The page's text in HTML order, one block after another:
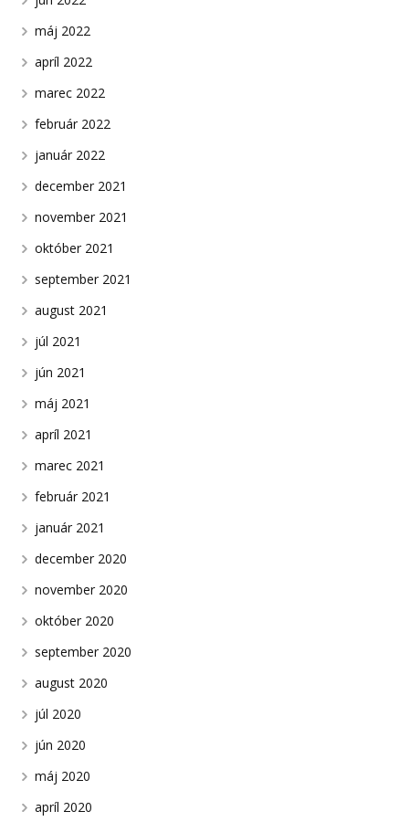
máj 2022
apríl 2022
marec 2022
február 2022
január 2022
december 2021
november 2021
október 2021
september 2021
august 2021
júl 2021
jún 2021
máj 2021
apríl 2021
marec 2021
február 2021
január 2021
december 2020
november 2020
október 2020
september 2020
august 2020
júl 2020
jún 2020
máj 2020
apríl 2020